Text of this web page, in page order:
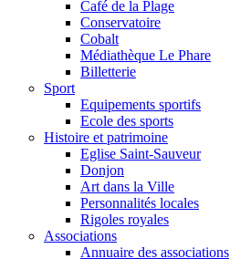
Café de la Plage
Conservatoire
Cobalt
Médiathèque Le Phare
Billetterie
Sport
Equipements sportifs
Ecole des sports
Histoire et patrimoine
Eglise Saint-Sauveur
Donjon
Art dans la Ville
Personnalités locales
Rigoles royales
Associations
Annuaire des associations